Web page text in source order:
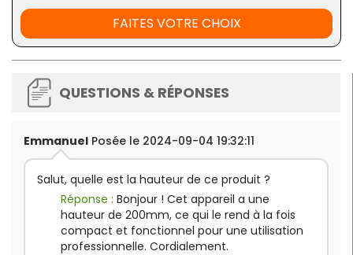
FAITES VOTRE CHOIX
QUESTIONS & RÉPONSES
Emmanuel Posée le 2024-09-04 19:32:11
Salut, quelle est la hauteur de ce produit ?
Réponse : Bonjour ! Cet appareil a une
hauteur de 200mm, ce qui le rend à la fois
compact et fonctionnel pour une utilisation
professionnelle. Cordialement.